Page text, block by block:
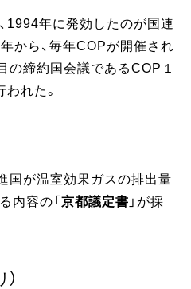
1994年に発効したのが国連
から、毎年COPが開催され
の締約国会議であるCOP１
れた。
国が温室効果ガスの排出量
内容の「 京都議定書 」が採